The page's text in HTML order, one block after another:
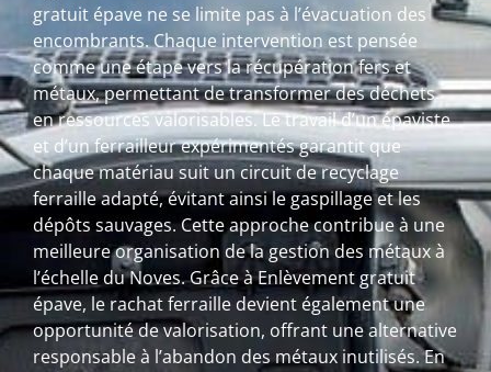
gratuit épave ne se limite pas à l’évacuation des
encombrants. Chaque intervention est pensée
comme une étape vers la récupération fers et
métaux, permettant de transformer des déchets
en ressources valorisables. Le travail d’un épaviste
et d’un ferrailleur expérimentés garantit que
chaque matériau suit un circuit de recyclage
ferraille adapté, évitant ainsi le gaspillage et les
dépôts sauvages. Cette approche contribue à une
meilleure organisation de la gestion des métaux à
l’échelle du Noves. Grâce à Enlèvement gratuit
épave, le rachat ferraille devient également une
opportunité de valorisation, offrant une alternative
responsable à l’abandon des métaux inutilisés. En